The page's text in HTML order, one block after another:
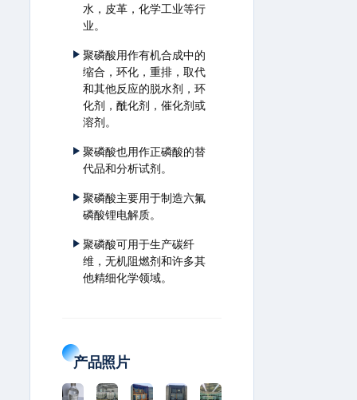
水，皮革，化学工业等行
业。
聚磷酸用作有机合成中的
缩合，环化，重排，取代
和其他反应的脱水剂，环
化剂，酰化剂，催化剂或
溶剂。
聚磷酸也用作正磷酸的替
代品和分析试剂。
聚磷酸主要用于制造六氟
磷酸锂电解质。
聚磷酸可用于生产碳纤
维，无机阻燃剂和许多其
他精细化学领域。
产品照片